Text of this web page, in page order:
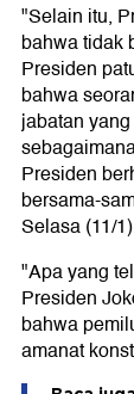
"Selain itu,
bahwa tidak
Presiden
bahwa
jabatan
Presiden
bersama-
Selasa (11/
"Apa yang
Presiden
bahwa
amanat